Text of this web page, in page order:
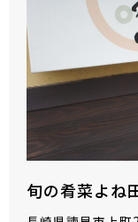
旬の肴菜よね